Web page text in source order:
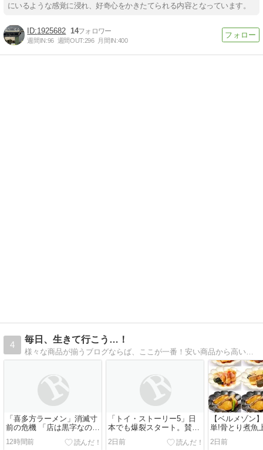
にいるような感覚に浸れ、好奇心をかきたてられる内容となっています。
1925682 14
週間IN:96 週間OUT:296 月間IN:400
4
毎日、生きて行こう…！
様々な商品が揃うブログならば、ここが一番！安い商品から高い商品迄、幅広く扱っていますので、ごゆっくり買い物をお楽しみくださいませ♪また、異世界小説に関する投稿もしています。
「喜多方ラーメン」消滅寸
前の危機 「店は黒字なのに
廃業」が相次ぐ理由とは #
エキスパートトピ
12時間前
「トイ・ストーリー5」日
本でも爆裂スタート。賛否
もあった「4」と違い、
「賛」多数ということ
2日前
【ベルメゾン
単!骨とり煮魚
2日前